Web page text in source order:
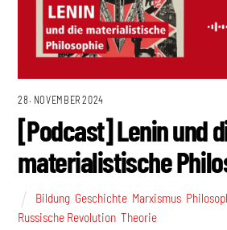
28. NOVEMBER 2024
[Podcast] Lenin und
materialistische
Bildung Geschichte Marxismus
Russische Revolution ,Theorie